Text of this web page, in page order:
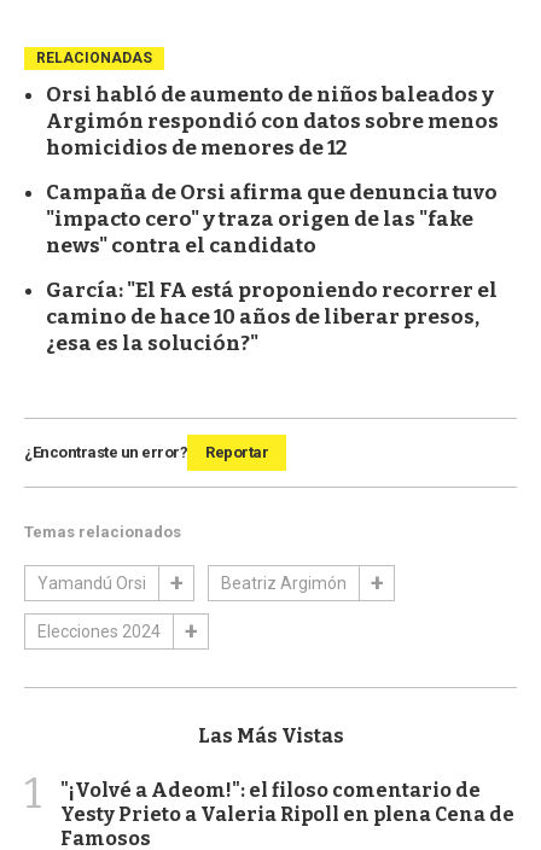
RELACIONADAS
Orsi habló de aumento de niños baleados y
Argimón respondió con datos sobre menos
homicidios de menores de 12
Campaña de Orsi afirma que denuncia tuvo
"impacto cero" y traza origen de las "fake
news" contra el candidato
García: "El FA está proponiendo recorrer el
camino de hace 10 años de liberar presos,
¿esa es la solución?"
¿Encontraste un error? Reportar
Temas relacionados
Yamandú Orsi Beatriz Argimón
Elecciones 2024
Las Más Vistas
1
"¡Volvé a Adeom!": el filoso comentario de
Yesty Prieto a Valeria Ripoll en plena Cena de
Famosos